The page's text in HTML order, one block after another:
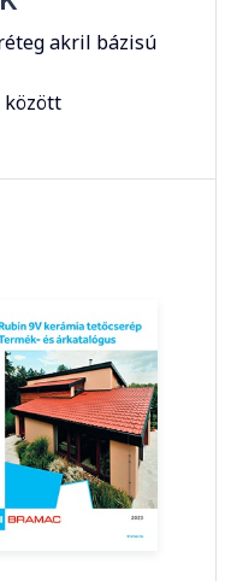
akril bázisú
között